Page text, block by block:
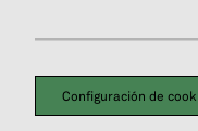
Configuración de